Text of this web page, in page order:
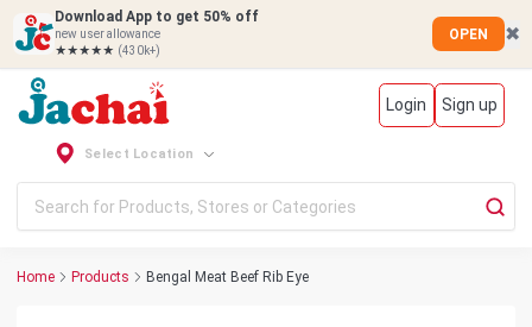
Download App to get 50% off
new user allowance
★★★★★ (430k+)
OPEN ✖
Login Sign up
Select Location
Home Products Bengal Meat Beef Rib Eye